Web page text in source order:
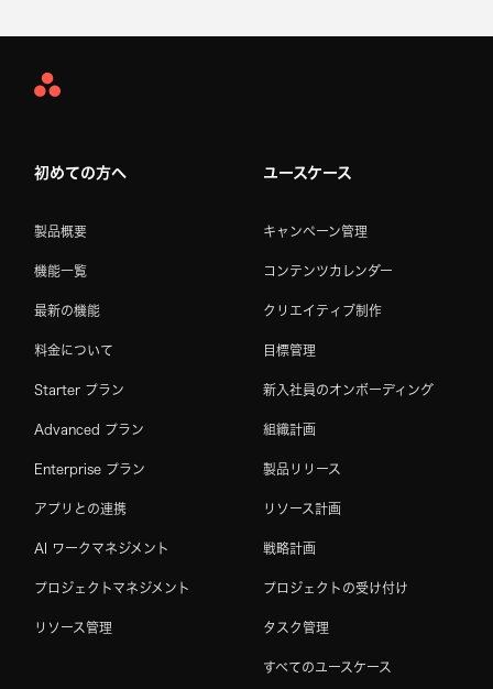
Asana
初めての方へ
製品概要
機能一覧
最新の機能
料金について
Starter プラン
Advanced プラン
Enterprise プラン
アプリとの連携
AI ワークマネジメント
プロジェクトマネジメント
リソース管理
ユースケース
キャンペーン管理
コンテンツカレンダー
クリエイティブ制作
目標管理
新入社員のオンボーディング
組織計画
製品リリース
リソース計画
戦略計画
プロジェクトの受け付け
タスク管理
すべてのユースケース